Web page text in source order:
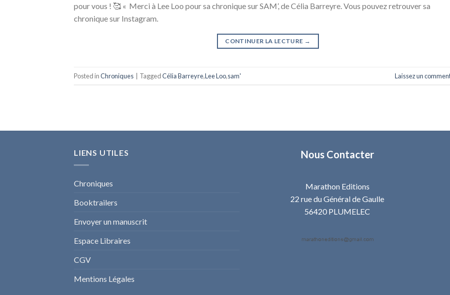
pour vous ! 🥰 « Merci à Lee Loo pour sa chronique sur SAM’, de Célia Barreyre. Vous pouvez retrouver sa
chronique sur Instagram.
CONTINUER LA LECTURE →
Posted inChroniques TaggedCélia Barreyre,Lee Loo,sam' Laissez un
LIENS UTILES
Chroniques
Booktrailers
Envoyer un manuscrit
Espace Libraires
CGV
Mentions Légales
Nous Contacter
Marathon Editions
22 rue du Général de Gaulle
56420 PLUMELEC